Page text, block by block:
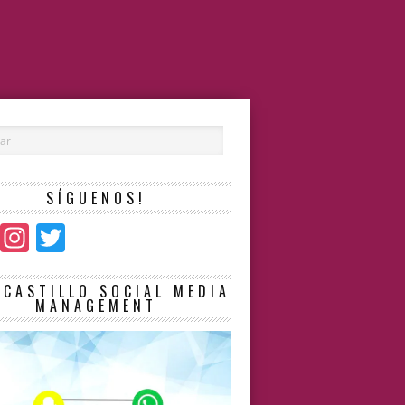
SÍGUENOS!
Instagram
SOCIAL MEDIA
MANAGEMENT